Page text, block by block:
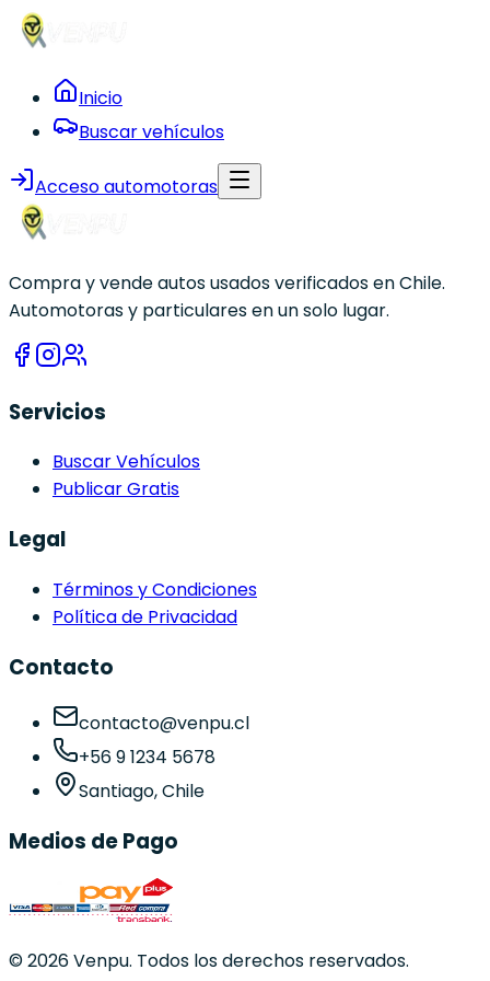
Inicio
Buscar vehículos
Acceso automotoras
Compra y vende autos usados verificados en Chile.
Automotoras y particulares en un solo lugar.
Servicios
Buscar Vehículos
Publicar Gratis
Legal
Términos y Condiciones
Política de Privacidad
Contacto
contacto@venpu.cl
+56 9 1234 5678
Santiago, Chile
Medios de Pago
©2026Venpu. Todos los derechos reservados.